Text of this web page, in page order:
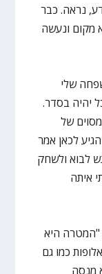
נראה. כבר
מקום ונעשה
שלי
יהיה בסדר.
של
לכאן אמר
לבוא ולשחק
איתה
"המטרה היא
כמו גם
מנסה